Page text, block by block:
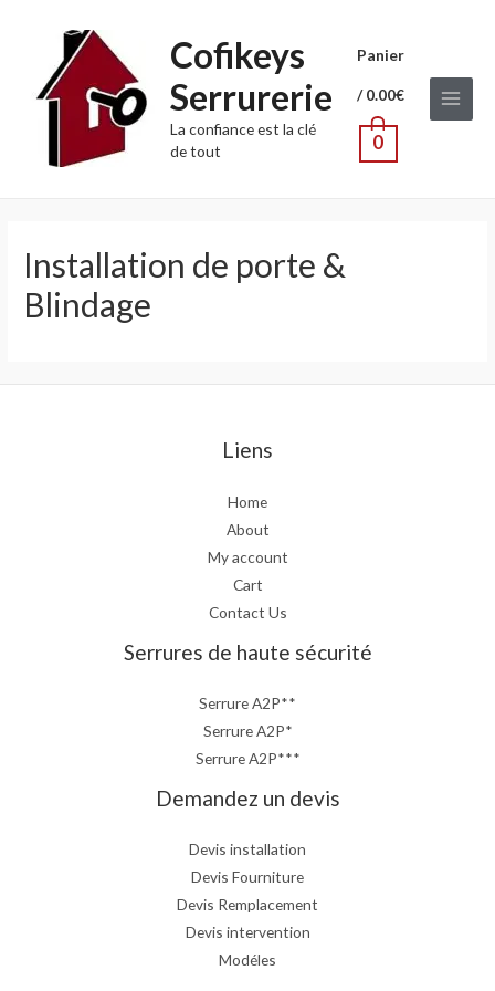
Cofikeys
Serrurerie
La confiance est la clé
de tout
Panier
/0.00€
0
Main
Installation de porte &
Blindage
Liens
Home
About
My account
Cart
Contact Us
Serrures de haute sécurité
Serrure A2P**
Serrure A2P*
Serrure A2P***
Demandez un devis
Devis installation
Devis Fourniture
Devis Remplacement
Devis intervention
Modéles